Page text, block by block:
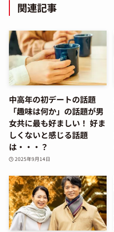
関連記事
中高年の初デートの話題
「趣味は何か」の話題が男
女共に最も好ましい！ 好ま
しくないと感じる話題
は・・・？
2025年9月14日